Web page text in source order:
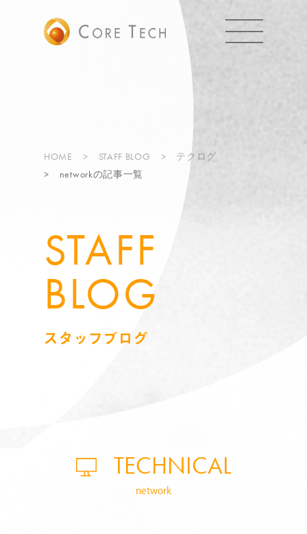
HOME STAFF BLOG
テクログ
networkの記事一覧
STAFF
BLOG
スタッフブログ
TECHNICAL
network